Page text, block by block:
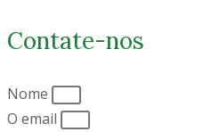
Contate-nos
Nome
O email